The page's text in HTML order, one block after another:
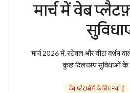
मार्च में वेब
मार्च 2026 में, स्टेबल और बीटा वर्शन
कुछ दिलचस्प सुविधाओं के
वेब प्लैटफ़ॉर्म के लिए नया है